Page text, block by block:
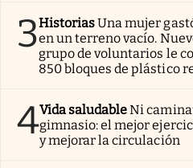
3HistoriasUna mujer
en un terreno vacío.
grupo de voluntarios le
850 bloques de plástico
4Vida saludableNi
gimnasio: el mejor
y mejorar la circulación